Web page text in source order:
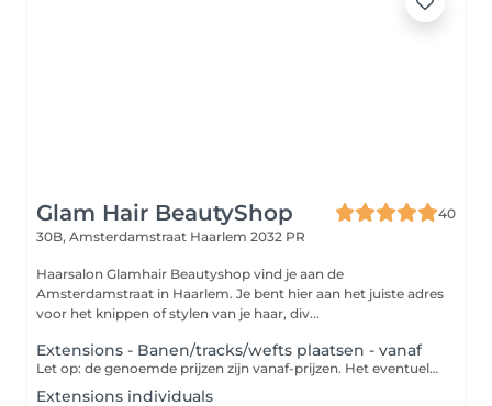
Glam Hair BeautyShop
40
30B, Amsterdamstraat Haarlem 2032 PR
Haarsalon Glamhair Beautyshop vind je aan de
Amsterdamstraat in Haarlem. Je bent hier aan het juiste adres
voor het knippen of stylen van je haar, div...
Extensions - Banen/tracks/wefts plaatsen - vanaf
Let op: de genoemde prijzen zijn vanaf-prijzen. Het eventuele prijsverschil wordt verrekend in de salon. *classic microring wefts *l.a weave wefts *ivisible wefts *braided wefts Deze behandeling is exclusief haar. Je kunt dit bij de salon aanschaffen of zelf meenemen. Alleen zelf meegenomen haar van kwaliteit wordt geplaatst. Dit is een extension systeem waar je door middel van banen extra haar, volume en verlenging kunt creëren in het eigen haar. De banen worden bevestigd door middel van de beste technieken, om beschadiging te voorkomen.
Extensions individuals